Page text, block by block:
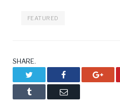
FEATURED
SHARE.
Facebook
Tumblr Email